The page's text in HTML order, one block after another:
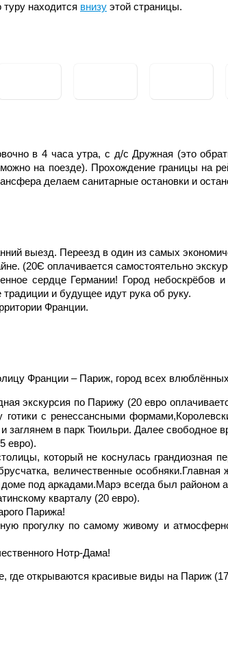
туру находится внизу этой страницы.
в 4 часа утра, с д/с Дружная (это
на поезде). Прохождение границы на
делаем санитарные остановки и
выезд. Переезд в один из самых
(20Є оплачивается самостоятельно
сердце Германии! Город небоскрёбов
традиции и будущее идут рука об руку.
Франции.
Франции – Париж, город всех
экскурсия по Парижу (20 евро
готики с ренессансными
заглянем в парк Тюильри. Далее
евро).
который не коснулась грандиозная
величественные
под аркадами.Марэ всегда был районом
кварталу (20 евро).
Парижа!
прогулку по самому живому и
Нотр-Дама!
где открываются красивые виды на Париж